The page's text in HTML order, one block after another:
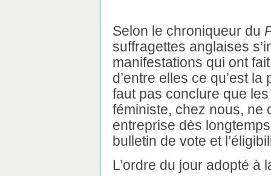
Selon le chroniqueur du
suffragettes anglaises
manifestations qui ont
d’entre elles ce qu’est
faut pas conclure que
féministe, chez nous, ne
entreprise dès
bulletin de vote et
L’ordre du jour adopté à